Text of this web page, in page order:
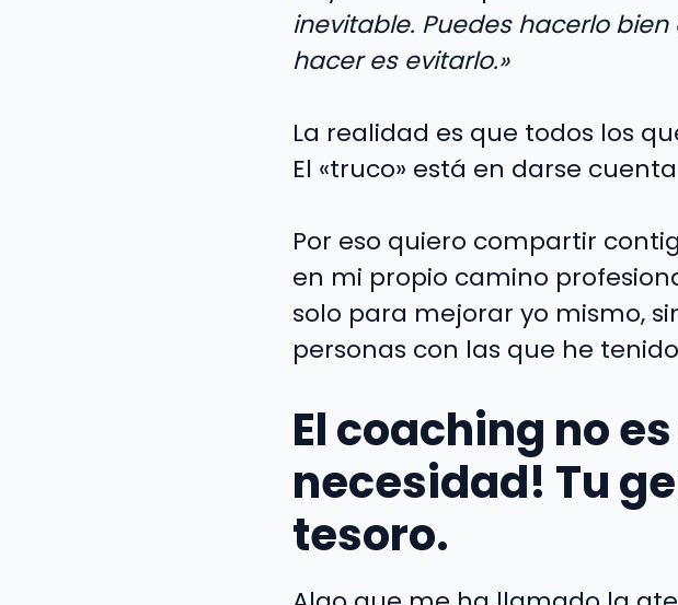
inevitable. Puedes hacerlo
hacer es evitarlo.»
La realidad es que todos los
El «truco» está en darse
Por eso quiero compartir
en mi propio camino
solo para mejorar yo mismo,
personas con las que he
El coaching no
necesidad! Tu
tesoro.